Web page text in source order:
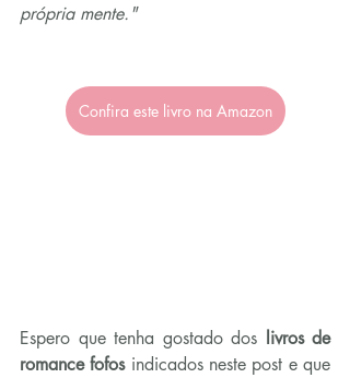
própria mente."
Confira este livro na Amazon
Espero que tenha gostado dos
livros de
romance fofos indicados neste post e que